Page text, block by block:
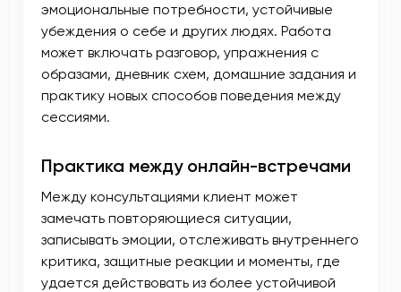
эмоциональные потребности, устойчивые
убеждения о себе и других людях. Работа
может включать разговор, упражнения с
образами, дневник схем, домашние задания и
практику новых способов поведения между
сессиями.
Практика между онлайн-встречами
Между консультациями клиент может
замечать повторяющиеся ситуации,
записывать эмоции, отслеживать внутреннего
критика, защитные реакции и моменты, где
удается действовать из более устойчивой